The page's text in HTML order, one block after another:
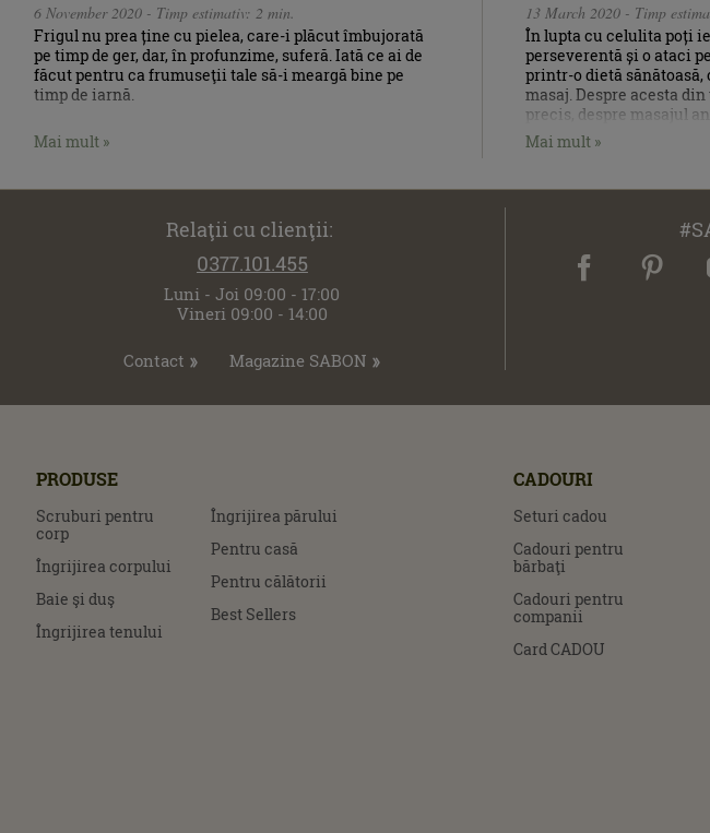
6 November 2020 - Timp estimativ: 2 min.
Frigul nu prea ține cu pielea, care-i plăcut îmbujorată
pe timp de ger, dar, în profunzime, suferă. Iată ce ai de
făcut pentru ca frumuseţii tale să-i meargă bine pe
timp de iarnă.
Mai mult »
13 March 2020 - Timp
În lupta cu celulita poți
perseverentă și o ataci
printr-o dietă
masaj. Despre acesta
precis, despre masajul
chiar tu.
Mai mult »
Relaţii cu clienţii:
0377.101.455
Luni - Joi 09:00 - 17:00
Vineri 09:00 - 14:00
Contact Magazine SABON
PRODUSE
Scruburi pentru
corp
Îngrijirea corpului
Baie şi duş
Îngrijirea tenului
Îngrijirea părului
Pentru casă
Pentru călătorii
Best Sellers
CADOURI
Seturi cadou
Cadouri pentru
bărbaţi
Cadouri pentru
companii
Card CADOU